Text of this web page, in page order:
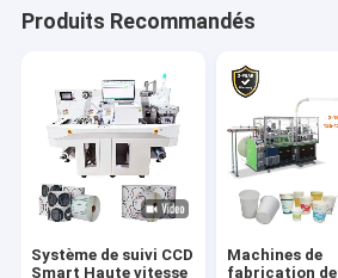
Produits Recommandés
Système de suivi CCD
Smart Haute vitesse
Machines de
fabrication de